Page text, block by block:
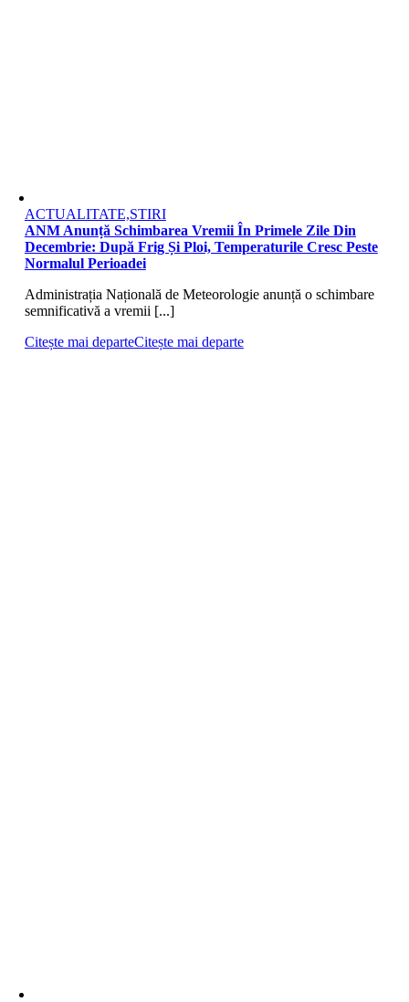
ACTUALITATE,STIRI
ANM Anunță Schimbarea Vremii În Primele Zile Din
Decembrie: După Frig Și Ploi, Temperaturile Cresc Peste
Normalul Perioadei
Administrația Națională de Meteorologie anunță o schimbare
semnificativă a vremii [...]
Citește mai departeCitește mai departe